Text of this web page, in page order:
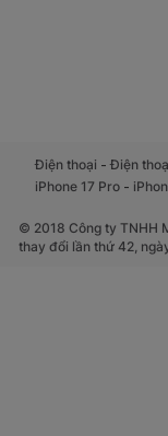
Điện thoại -Điện
iPhone 17 Pro -
© 2018 Công ty TNHH
thay đổi lần thứ 42,